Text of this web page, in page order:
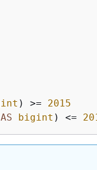
) >=
2015
AS bigint ) <=